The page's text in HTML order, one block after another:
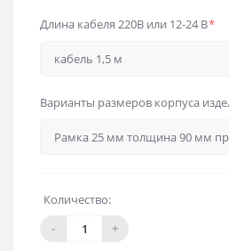
Длина кабеля 220В или 12-24 В*
Варианты размеров корпуса
Количество:
- +